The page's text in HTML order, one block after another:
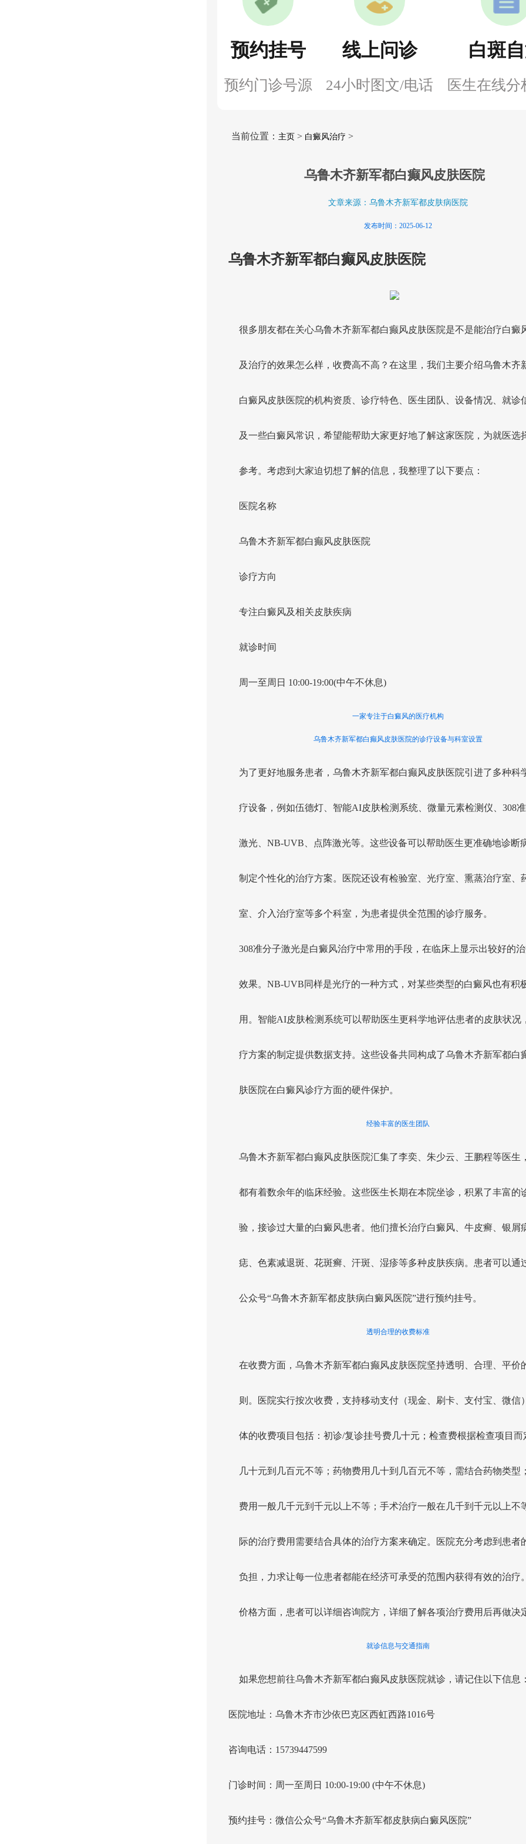
预约挂号
预约门诊号源
线上问诊
24小时图文/电话
白斑
医生在线分
当前位置： 主页> 白癜风治疗 >
乌鲁木齐新军都白癫风皮肤医院
文章来源：乌鲁木齐新军都皮肤病医院
发布时间：2025-06-12
乌鲁木齐新军都白癫风皮肤医院
很多朋友都在关心乌鲁木齐新军都白癫风皮肤医院是不是能治疗白癜
及治疗的效果怎么样，收费高不高？在这里，我们主要介绍乌鲁木齐
白癜风皮肤医院的机构资质、诊疗特色、医生团队、设备情况、就诊
及一些白癜风常识，希望能帮助大家更好地了解这家医院，为就医选
参考。考虑到大家迫切想了解的信息，我整理了以下要点：
医院名称
乌鲁木齐新军都白癫风皮肤医院
诊疗方向
专注白癜风及相关皮肤疾病
就诊时间
周一至周日 10:00-19:00(中午不休息)
一家专注于白癜风的医疗机构
乌鲁木齐新军都白癫风皮肤医院的诊疗设备与科室设置
为了更好地服务患者，乌鲁木齐新军都白癫风皮肤医院引进了多种科
疗设备，例如伍德灯、智能AI皮肤检测系统、微量元素检测仪、308
激光、NB-UVB、点阵激光等。这些设备可以帮助医生更准确地诊断
制定个性化的治疗方案。医院还设有检验室、光疗室、熏蒸治疗室、
室、介入治疗室等多个科室，为患者提供全范围的诊疗服务。
308准分子激光是白癜风治疗中常用的手段，在临床上显示出较好的
效果。NB-UVB同样是光疗的一种方式，对某些类型的白癜风也有积
用。智能AI皮肤检测系统可以帮助医生更科学地评估患者的皮肤状况
疗方案的制定提供数据支持。这些设备共同构成了乌鲁木齐新军都白
肤医院在白癜风诊疗方面的硬件保护。
经验丰富的医生团队
乌鲁木齐新军都白癫风皮肤医院汇集了李奕、朱少云、王鹏程等医生
都有着数余年的临床经验。这些医生长期在本院坐诊，积累了丰富的
验，接诊过大量的白癜风患者。他们擅长治疗白癜风、牛皮癣、银屑
痣、色素减退斑、花斑癣、汗斑、湿疹等多种皮肤疾病。患者可以通
公众号“乌鲁木齐新军都皮肤病白癜风医院”进行预约挂号。
透明合理的收费标准
在收费方面，乌鲁木齐新军都白癫风皮肤医院坚持透明、合理、平价
则。医院实行按次收费，支持移动支付（现金、刷卡、支付宝、微信
体的收费项目包括：初诊/复诊挂号费几十元；检查费根据检查项目而
几十元到几百元不等；药物费用几十到几百元不等，需结合药物类型
费用一般几千元到千元以上不等；手术治疗一般在几千到千元以上不
际的治疗费用需要结合具体的治疗方案来确定。医院充分考虑到患者
负担，力求让每一位患者都能在经济可承受的范围内获得有效的治疗
价格方面，患者可以详细咨询院方，详细了解各项治疗费用后再做决
就诊信息与交通指南
如果您想前往乌鲁木齐新军都白癫风皮肤医院就诊，请记住以下信息
医院地址：乌鲁木齐市沙依巴克区西虹西路1016号
咨询电话：15739447599
门诊时间：周一至周日 10:00-19:00 (中午不休息)
预约挂号：微信公众号“乌鲁木齐新军都皮肤病白癜风医院”